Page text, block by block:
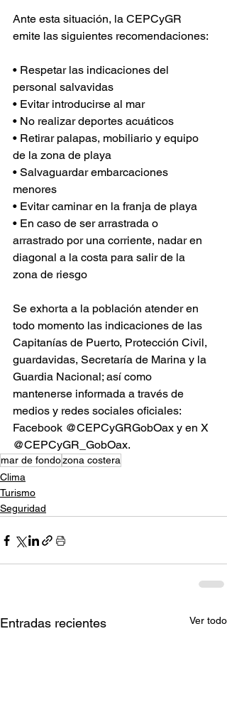
Ante esta situación, la CEPCyGR
emite las siguientes recomendaciones:
• Respetar las indicaciones del
personal salvavidas
• Evitar introducirse al mar
• No realizar deportes acuáticos
• Retirar palapas, mobiliario y equipo
de la zona de playa
• Salvaguardar embarcaciones
menores
• Evitar caminar en la franja de playa
• En caso de ser arrastrada o
arrastrado por una corriente, nadar en
diagonal a la costa para salir de la
zona de riesgo
Se exhorta a la población atender en
todo momento las indicaciones de las
Capitanías de Puerto, Protección Civil,
guardavidas, Secretaría de Marina y la
Guardia Nacional; así como
mantenerse informada a través de
medios y redes sociales oficiales:
Facebook @CEPCyGRGobOax y en X
@CEPCyGR_GobOax.
mar de fondozona costera
Clima
Turismo
Seguridad
Entradas recientes Ver todo